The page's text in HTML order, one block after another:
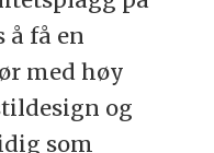
å få en
med høy
og
som